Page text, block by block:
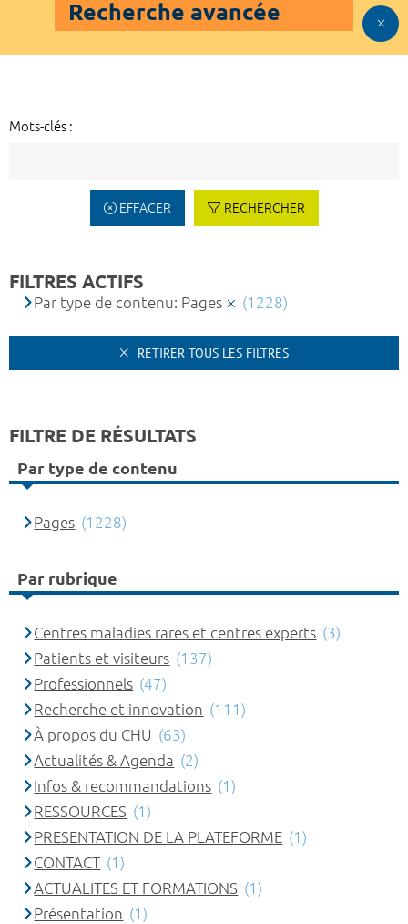
Recherche avancée
Mots-clés :
EFFACER RECHERCHER
FILTRES ACTIFS
Par type de contenu: Pages (1228)
RETIRER TOUS LES FILTRES
FILTRE DE RÉSULTATS
Par type de contenu
Pages (1228)
Par rubrique
Centres maladies rares et centres experts (3)
Patients et visiteurs (137)
Professionnels (47)
Recherche et innovation (111)
À propos du CHU (63)
Actualités & Agenda (2)
Infos & recommandations (1)
RESSOURCES (1)
PRESENTATION DE LA PLATEFORME (1)
CONTACT (1)
ACTUALITES ET FORMATIONS (1)
Présentation (1)